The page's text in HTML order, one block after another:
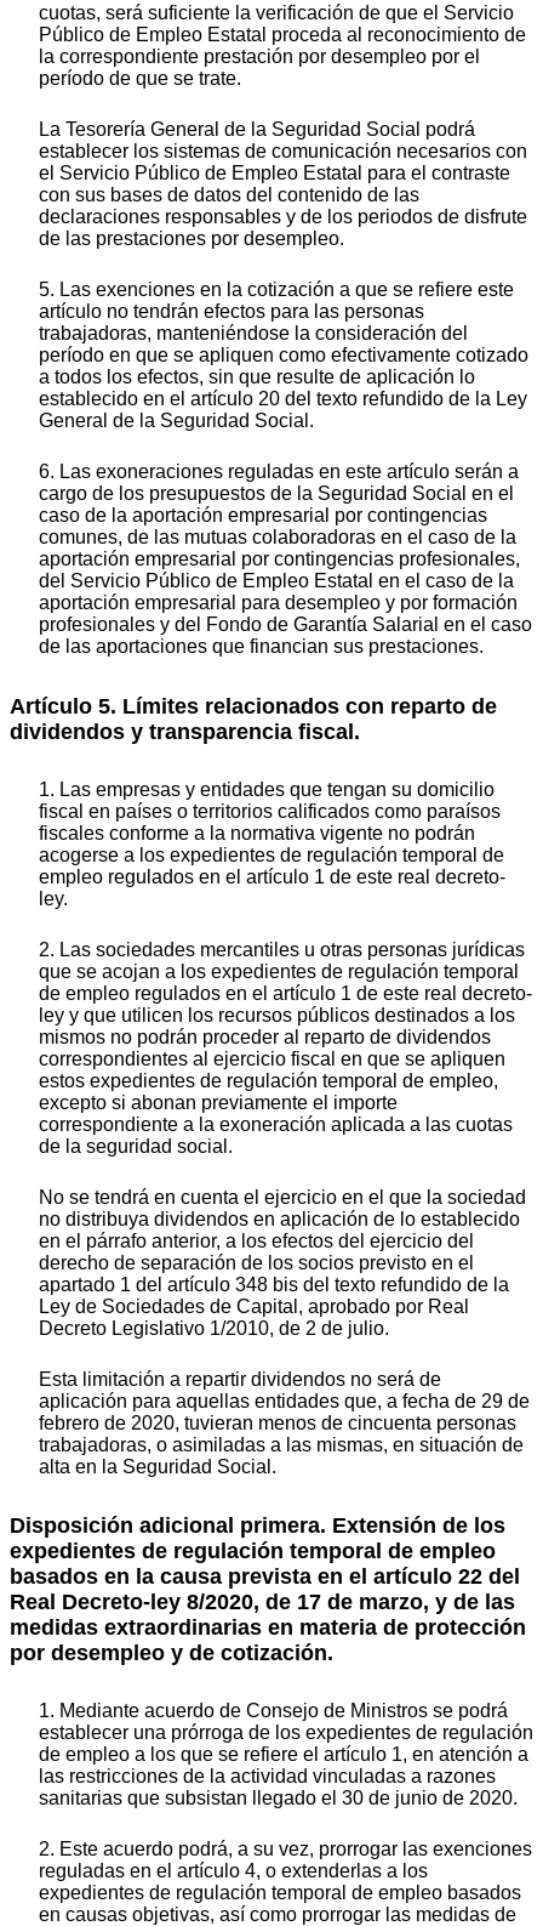
cuotas, será suficiente la verificación de que el Servicio
Público de Empleo Estatal proceda al reconocimiento de
la correspondiente prestación por desempleo por el
período de que se trate.
La Tesorería General de la Seguridad Social podrá
establecer los sistemas de comunicación necesarios con
el Servicio Público de Empleo Estatal para el contraste
con sus bases de datos del contenido de las
declaraciones responsables y de los periodos de disfrute
de las prestaciones por desempleo.
5. Las exenciones en la cotización a que se refiere este
artículo no tendrán efectos para las personas
trabajadoras, manteniéndose la consideración del
período en que se apliquen como efectivamente cotizado
a todos los efectos, sin que resulte de aplicación lo
establecido en el artículo 20 del texto refundido de la Ley
General de la Seguridad Social.
6. Las exoneraciones reguladas en este artículo serán a
cargo de los presupuestos de la Seguridad Social en el
caso de la aportación empresarial por contingencias
comunes, de las mutuas colaboradoras en el caso de la
aportación empresarial por contingencias profesionales,
del Servicio Público de Empleo Estatal en el caso de la
aportación empresarial para desempleo y por formación
profesionales y del Fondo de Garantía Salarial en el caso
de las aportaciones que financian sus prestaciones.
Artículo 5. Límites relacionados con reparto de
dividendos y transparencia fiscal.
1. Las empresas y entidades que tengan su domicilio
fiscal en países o territorios calificados como paraísos
fiscales conforme a la normativa vigente no podrán
acogerse a los expedientes de regulación temporal de
empleo regulados en el artículo 1 de este real decreto-
ley.
2. Las sociedades mercantiles u otras personas jurídicas
que se acojan a los expedientes de regulación temporal
de empleo regulados en el artículo 1 de este real decreto-
ley y que utilicen los recursos públicos destinados a los
mismos no podrán proceder al reparto de dividendos
correspondientes al ejercicio fiscal en que se apliquen
estos expedientes de regulación temporal de empleo,
excepto si abonan previamente el importe
correspondiente a la exoneración aplicada a las cuotas
de la seguridad social.
No se tendrá en cuenta el ejercicio en el que la sociedad
no distribuya dividendos en aplicación de lo establecido
en el párrafo anterior, a los efectos del ejercicio del
derecho de separación de los socios previsto en el
apartado 1 del artículo 348 bis del texto refundido de la
Ley de Sociedades de Capital, aprobado por Real
Decreto Legislativo 1/2010, de 2 de julio.
Esta limitación a repartir dividendos no será de
aplicación para aquellas entidades que, a fecha de 29 de
febrero de 2020, tuvieran menos de cincuenta personas
trabajadoras, o asimiladas a las mismas, en situación de
alta en la Seguridad Social.
Disposición adicional primera. Extensión de los
expedientes de regulación temporal de empleo
basados en la causa prevista en el artículo 22 del
Real Decreto-ley 8/2020, de 17 de marzo, y de las
medidas extraordinarias en materia de protección
por desempleo y de cotización.
1. Mediante acuerdo de Consejo de Ministros se podrá
establecer una prórroga de los expedientes de regulación
de empleo a los que se refiere el artículo 1, en atención a
las restricciones de la actividad vinculadas a razones
sanitarias que subsistan llegado el 30 de junio de 2020.
2. Este acuerdo podrá, a su vez, prorrogar las exenciones
reguladas en el artículo 4, o extenderlas a los
expedientes de regulación temporal de empleo basados
en causas objetivas, así como prorrogar las medidas de